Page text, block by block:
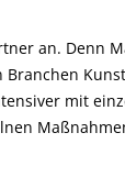
an. Denn
mit